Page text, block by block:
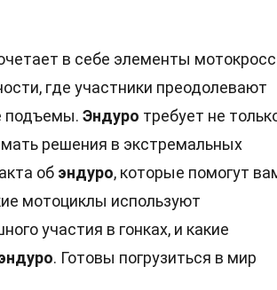
в себе элементы
где участники преодолевают
подъемы. Эндуро требует не
решения в экстремальных
об эндуро, которые помогут
мотоциклы используют
участия в гонках, и какие
. Готовы погрузиться в мир